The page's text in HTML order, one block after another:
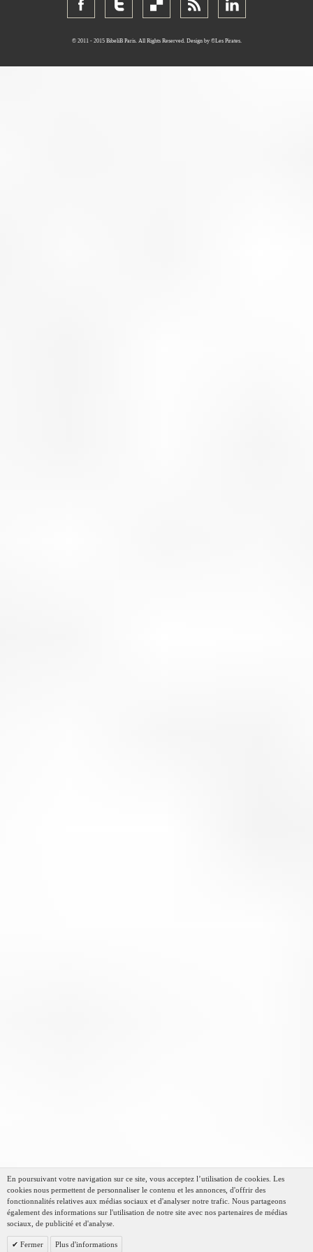
© 2011 - 2015 BibeliB Paris. All Rights Reserved. Design by ©Les Pirates.
perdus. Plus de valises ou trolleys perdus. La housse BibeliB inclut une
En poursuivant votre navigation sur ce site, vous acceptez l’utilisation de cookies. Les
cookies nous permettent de personnaliser le contenu et les annonces, d'offrir des
fonctionnalités relatives aux médias sociaux et d'analyser notre trafic. Nous partageons
également des informations sur l'utilisation de notre site avec nos partenaires de médias
sociaux, de publicité et d'analyse.
Fermer Plus d'informations